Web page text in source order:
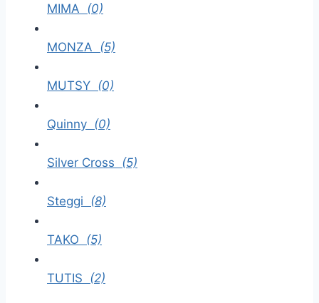
MIMA (0)
MONZA (5)
MUTSY (0)
Quinny (0)
Silver Cross (5)
Steggi (8)
TAKO (5)
TUTIS (2)